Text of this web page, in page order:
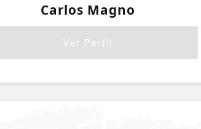
Carlos Magno
Ver Perfil